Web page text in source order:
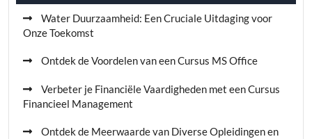
Water Duurzaamheid: Een Cruciale Uitdaging voor
Onze Toekomst
Ontdek de Voordelen van een Cursus MS Office
Verbeter je Financiële Vaardigheden met een Cursus
Financieel Management
Ontdek de Meerwaarde van Diverse Opleidingen en